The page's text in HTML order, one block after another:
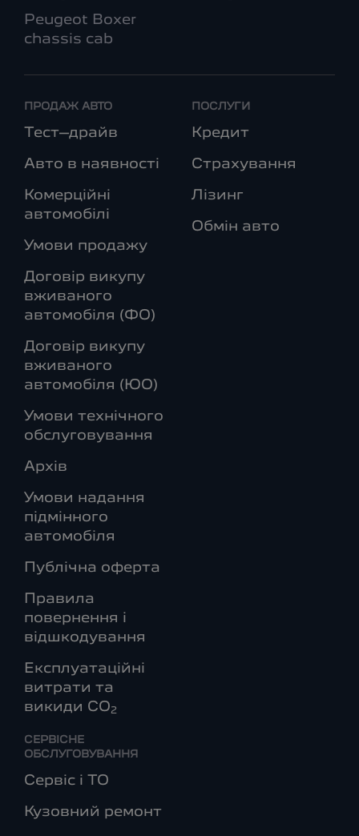
Peugeot Boxer
chassis cab
ПРОДАЖ АВТО
Тест–драйв
Авто в наявності
Комерційні
автомобілі
Умови продажу
Договір викупу
вживаного
автомобіля (ФО)
Договір викупу
вживаного
автомобіля (ЮО)
Умови технічного
обслуговування
Архів
Умови надання
підмінного
автомобіля
Публічна оферта
Правила
повернення і
відшкодування
Експлуатаційні
витрати та
викиди СО2
ПОСЛУГИ
Кредит
Страхування
Лізинг
Обмін авто
СЕРВІСНЕ
ОБСЛУГОВУВАННЯ
Сервіс і ТО
Кузовний ремонт